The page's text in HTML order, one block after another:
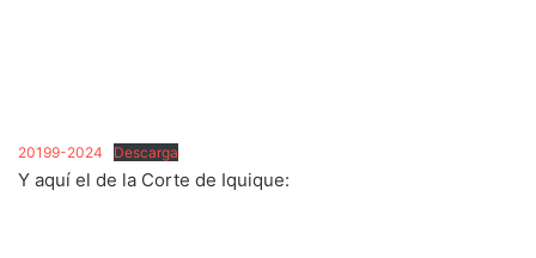
20199-2024 Descarga
Y aquí el de la Corte de Iquique: